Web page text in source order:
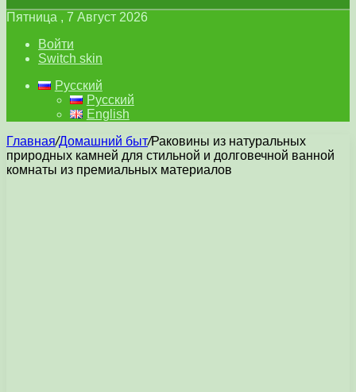
Пятница , 7 Август 2026
Войти
Switch skin
Русский
Русский
English
Главная/Домашний быт/Раковины из натуральных
природных камней для стильной и долговечной ванной
комнаты из премиальных материалов